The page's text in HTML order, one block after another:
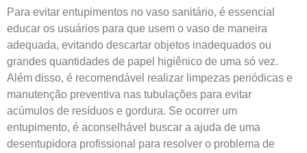
Para evitar entupimentos no vaso sanitário, é essencial
educar os usuários para que usem o vaso de maneira
adequada, evitando descartar objetos inadequados ou
grandes quantidades de papel higiênico de uma só vez.
Além disso, é recomendável realizar limpezas periódicas e
manutenção preventiva nas tubulações para evitar
acúmulos de resíduos e gordura. Se ocorrer um
entupimento, é aconselhável buscar a ajuda de uma
desentupidora profissional para resolver o problema de